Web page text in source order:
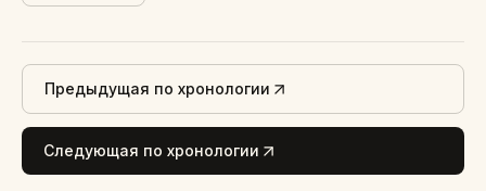
Предыдущая по хронологии
Следующая по хронологии